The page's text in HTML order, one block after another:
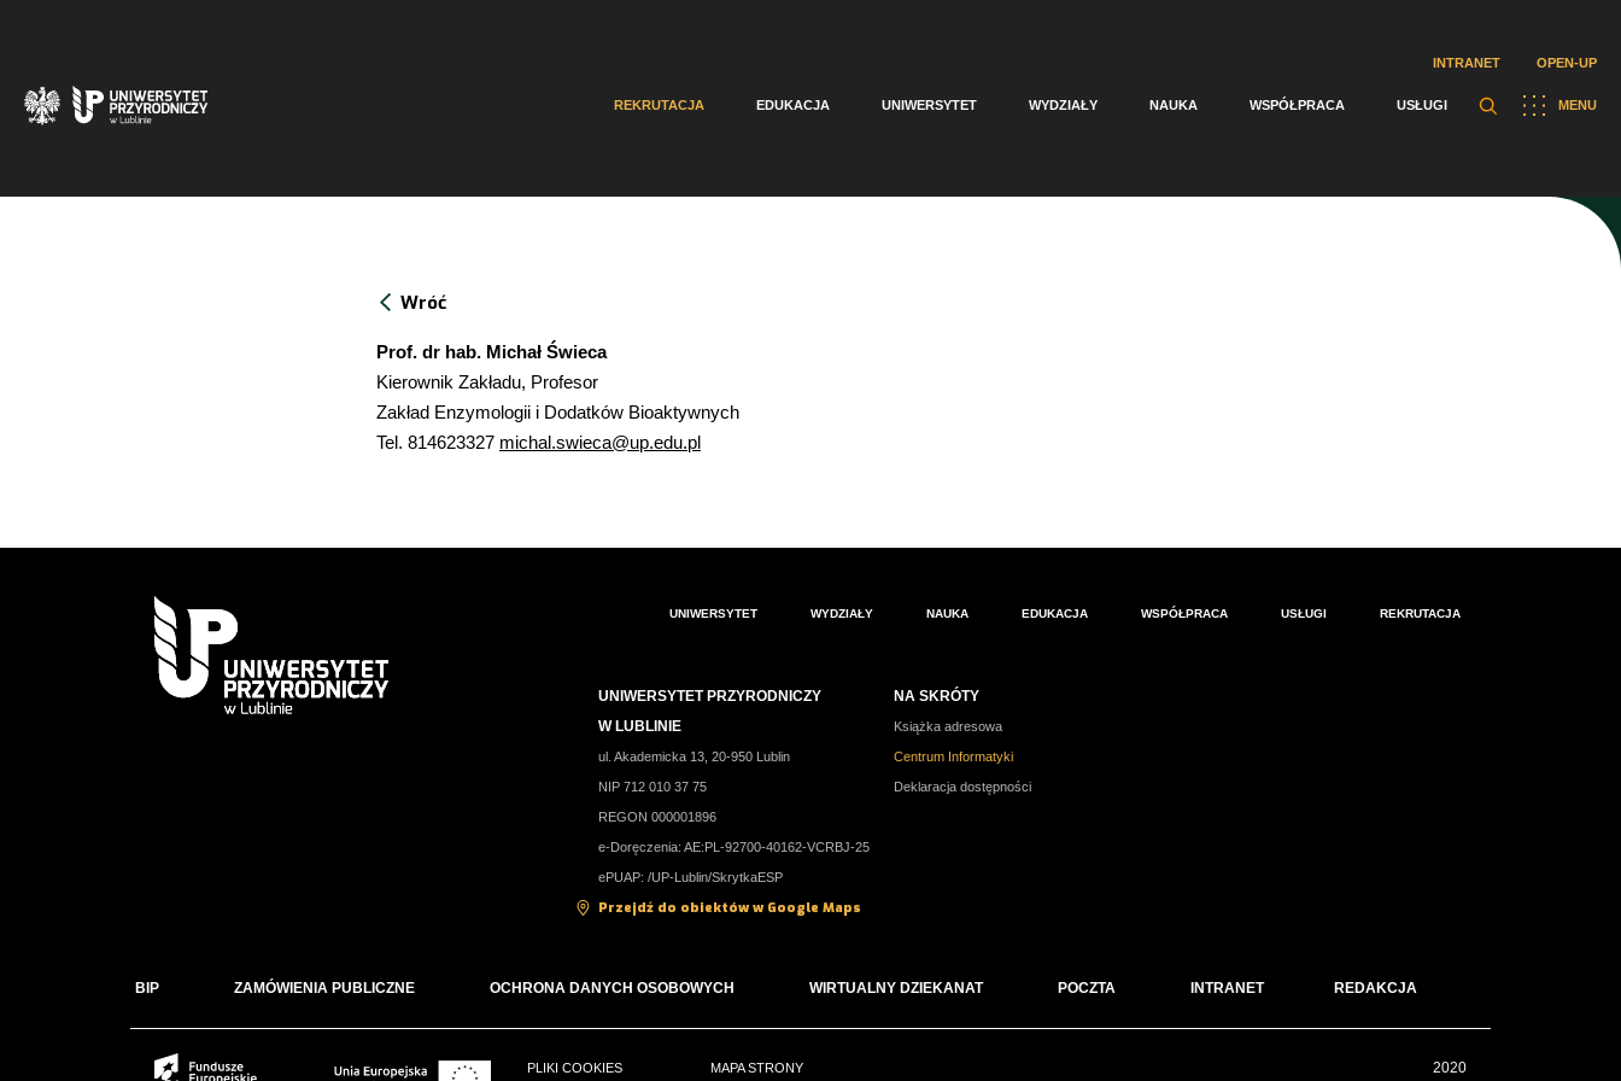
INTRANET OPEN-UP
MENU
REKRUTACJA EDUKACJA UNIWERSYTET WYDZIAŁY NAUKA WSPÓŁPRACA USŁUGI
Wróć
Prof. dr hab. Michał Świeca
Kierownik Zakładu, Profesor
Zakład Enzymologii i Dodatków Bioaktywnych
Tel. 814623327 michal.swieca@up.edu.pl
UNIWERSYTET WYDZIAŁY NAUKA EDUKACJA WSPÓŁPRACA USŁUGI REKRUTACJA
UNIWERSYTET PRZYRODNICZY
W LUBLINIE
ul. Akademicka 13, 20-950 Lublin
NIP 712 010 37 75
REGON 000001896
e-Doręczenia: AE:PL-92700-40162-VCRBJ-25
ePUAP: /UP-Lublin/SkrytkaESP
Przejdź do obiektów w Google Maps
NA SKRÓTY
Książka adresowa
Centrum Informatyki
Deklaracja dostępności
BIP ZAMÓWIENIA PUBLICZNE OCHRONA DANYCH OSOBOWYCH WIRTUALNY DZIEKANAT POCZTA INTRANET REDAKCJA
PLIKI COOKIES MAPA STRONY 2020